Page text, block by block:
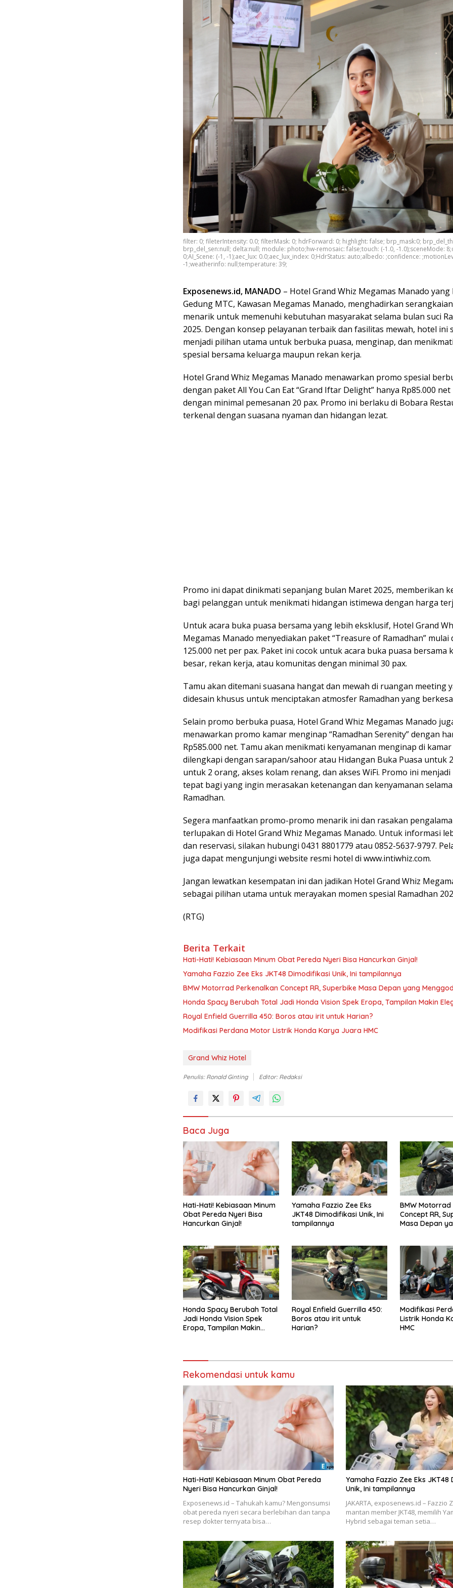
filter: 0; fileterIntensity: 0.0; filterMask: 0; hdrForward: 0; highlight: false; brp_mask:0;
brp_del_sen:null; delta:null; module: photo;hw-remosaic: false;touch: (-1.0, -1.0);sceneMode:
0;AI_Scene: (-1, -1);aec_lux: 0.0;aec_lux_index: 0;HdrStatus: auto;albedo: ;confidence:
-1;weatherinfo: null;temperature: 39;
Exposenews.id, MANADO – Hotel Grand Whiz Megamas Manado
Gedung MTC, Kawasan Megamas Manado, menghadirkan
menarik untuk memenuhi kebutuhan masyarakat selama bulan suci
2025. Dengan konsep pelayanan terbaik dan fasilitas mewah, hotel ini
menjadi pilihan utama untuk berbuka puasa, menginap, dan
spesial bersama keluarga maupun rekan kerja.
Hotel Grand Whiz Megamas Manado menawarkan promo spesial
dengan paket All You Can Eat “Grand Iftar Delight” hanya Rp85.000
dengan minimal pemesanan 20 pax. Promo ini berlaku di Bobara
terkenal dengan suasana nyaman dan hidangan lezat.
Promo ini dapat dinikmati sepanjang bulan Maret 2025, memberikan
bagi pelanggan untuk menikmati hidangan istimewa dengan harga
Untuk acara buka puasa bersama yang lebih eksklusif, Hotel Grand
Megamas Manado menyediakan paket “Treasure of Ramadhan” mulai
125.000 net per pax. Paket ini cocok untuk acara buka puasa bersama
besar, rekan kerja, atau komunitas dengan minimal 30 pax.
Tamu akan ditemani suasana hangat dan mewah di ruangan meeting
didesain khusus untuk menciptakan atmosfer Ramadhan yang
Selain promo berbuka puasa, Hotel Grand Whiz Megamas Manado
menawarkan promo kamar menginap “Ramadhan Serenity” dengan
Rp585.000 net. Tamu akan menikmati kenyamanan menginap di
dilengkapi dengan sarapan/sahoor atau Hidangan Buka Puasa untuk
untuk 2 orang, akses kolam renang, dan akses WiFi. Promo ini
tepat bagi yang ingin merasakan ketenangan dan kenyamanan
Ramadhan.
Segera manfaatkan promo-promo menarik ini dan rasakan
terlupakan di Hotel Grand Whiz Megamas Manado. Untuk informasi
dan reservasi, silakan hubungi 0431 8801779 atau 0852-5637-9797.
juga dapat mengunjungi website resmi hotel di www.intiwhiz.com.
Jangan lewatkan kesempatan ini dan jadikan Hotel Grand Whiz
sebagai pilihan utama untuk merayakan momen spesial Ramadhan
(RTG)
Berita Terkait
Hati-Hati! Kebiasaan Minum Obat Pereda Nyeri Bisa Hancurkan Ginjal!
Yamaha Fazzio Zee Eks JKT48 Dimodifikasi Unik, Ini tampilannya
BMW Motorrad Perkenalkan Concept RR, Superbike Masa Depan yang
Honda Spacy Berubah Total Jadi Honda Vision Spek Eropa, Tampilan Makin
Royal Enfield Guerrilla 450: Boros atau irit untuk Harian?
Modifikasi Perdana Motor Listrik Honda Karya Juara HMC
Grand Whiz Hotel
Penulis: Ronald Ginting Editor: Redaksi
Baca Juga
Hati-Hati! Kebiasaan Minum
Obat Pereda Nyeri Bisa
Hancurkan Ginjal!
Yamaha Fazzio Zee Eks
JKT48 Dimodifikasi Unik, Ini
tampilannya
BMW
Concept RR,
Masa Depan
Honda Spacy Berubah Total
Jadi Honda Vision Spek
Eropa, Tampilan Makin
Royal Enfield Guerrilla 450:
Boros atau irit untuk
Harian?
Modifikasi
Listrik Honda
HMC
Rekomendasi untuk kamu
Hati-Hati! Kebiasaan Minum Obat Pereda
Nyeri Bisa Hancurkan Ginjal!
Exposenews.id – Tahukah kamu? Mengonsumsi
obat pereda nyeri secara berlebihan dan tanpa
resep dokter ternyata bisa…
Yamaha Fazzio Zee Eks
Unik, Ini tampilannya
JAKARTA, exposenews.id – Fazzio
mantan member JKT48, memilih
Hybrid sebagai teman setia…